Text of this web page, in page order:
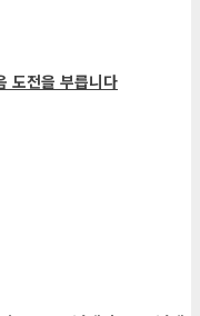
도전을 부릅니다